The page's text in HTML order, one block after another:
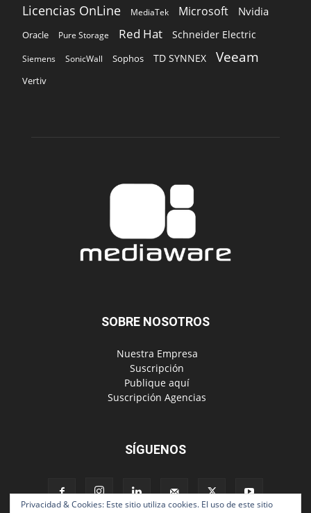
Licencias OnLine MediaTek Microsoft Nvidia
Oracle Pure Storage Red Hat Schneider Electric
Siemens SonicWall Sophos TD SYNNEX Veeam
Vertiv
SOBRE NOSOTROS
‎ Nuestra Empresa
‎ Suscripción
‎ Publique aquí
‎ Suscripción Agencias
SÍGUENOS
Privacidad & Cookies: Este sitio utiliza cookies. El uso de este sitio